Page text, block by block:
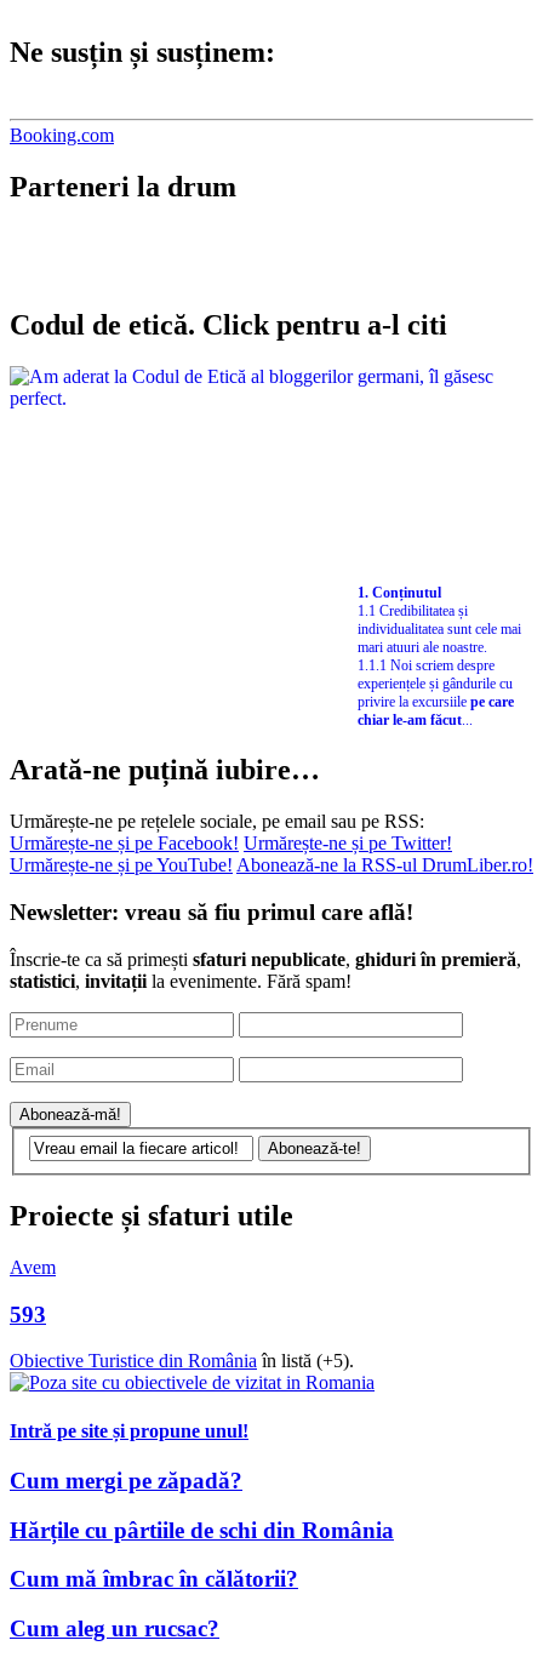
Ne susțin și susținem:
Booking.com
Parteneri la drum
Codul de etică. Click pentru a-l citi
1. Conținutul
1.1 Credibilitatea și
individualitatea sunt cele mai
mari atuuri ale noastre.
1.1.1 Noi scriem despre
experiențele și gândurile cu
privire la excursiile pe care
chiar le-am făcut...
Arată-ne puțină iubire…
Urmărește-ne pe rețelele sociale, pe email sau pe RSS:
Urmărește-ne și pe Facebook! Urmărește-ne și pe Twitter!
Urmărește-ne și pe YouTube! Abonează-ne la RSS-ul DrumLiber.ro!
Newsletter: vreau să fiu primul care află!
Înscrie-te ca să primești sfaturi nepublicate, ghiduri în premieră,
statistici, invitații la evenimente. Fără spam!
Proiecte și sfaturi utile
Avem
593
Obiective Turistice din România în listă (+5).
Intră pe site și propune unul!
Cum mergi pe zăpadă?
Hărțile cu pârtiile de schi din România
Cum mă îmbrac în călătorii?
Cum aleg un rucsac?